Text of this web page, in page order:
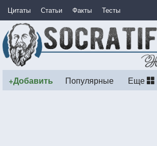
Цитаты Статьи Факты Тесты
+Добавить Популярные Еще